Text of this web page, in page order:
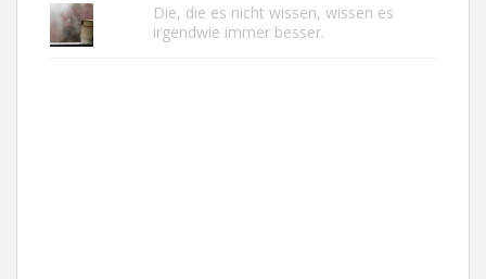
Die, die es nicht wissen, wissen es
irgendwie immer besser.